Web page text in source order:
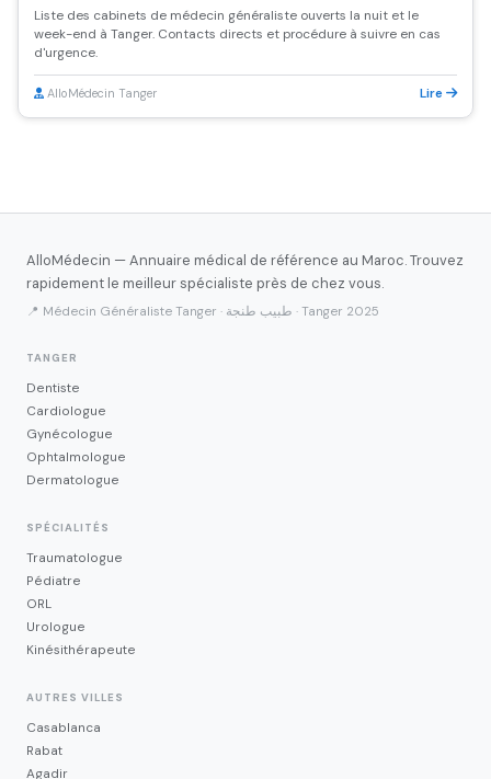
Liste des cabinets de médecin généraliste ouverts la nuit et le
week-end à Tanger. Contacts directs et procédure à suivre en cas
d'urgence.
AlloMédecin Tanger Lire
AlloMédecin — Annuaire médical de référence au Maroc. Trouvez
rapidement le meilleur spécialiste près de chez vous.
📍 Médecin Généraliste Tanger · طبيب طنجة · Tanger 2025
TANGER
Dentiste
Cardiologue
Gynécologue
Ophtalmologue
Dermatologue
SPÉCIALITÉS
Traumatologue
Pédiatre
ORL
Urologue
Kinésithérapeute
AUTRES VILLES
Casablanca
Rabat
Agadir